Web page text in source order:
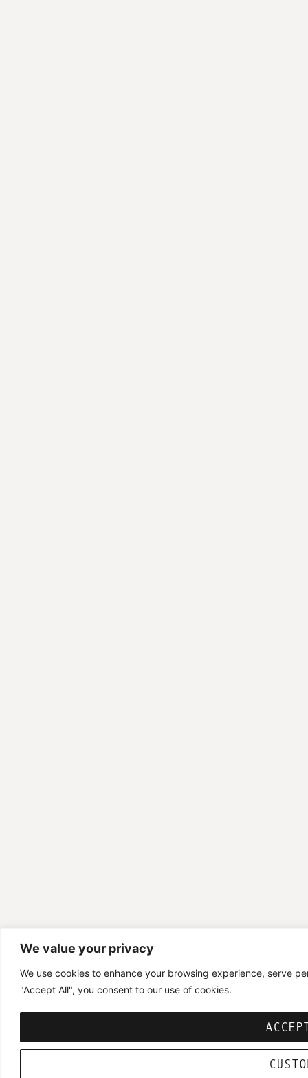
We value your privacy
We use cookies to enhance your browsing experience, serve
"Accept All", you consent to our use of cookies.